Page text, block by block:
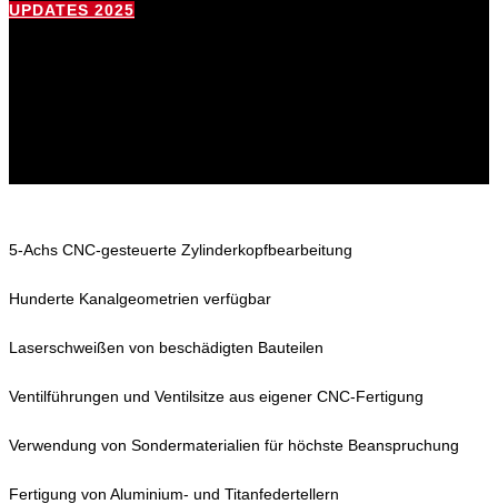
UPDATES 2025
5-Achs CNC-gesteuerte Zylinderkopfbearbeitung
Hunderte Kanalgeometrien verfügbar
Laserschweißen von beschädigten Bauteilen
Ventilführungen und Ventilsitze aus eigener CNC-Fertigung
Verwendung von Sondermaterialien für höchste Beanspruchung
Fertigung von Aluminium- und Titanfedertellern